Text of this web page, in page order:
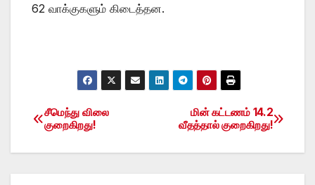
62 வாக்குகளும் கிடைத்தன.
Post
navigation
மின் கட்டணம் 14.2
வீதத்தால் குறைகிறது!
சீமெந்து விலை
குறைகிறது!